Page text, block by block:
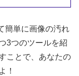
簡単に画像の汚れ
3つのツールを紹
ことで、あなたの
！